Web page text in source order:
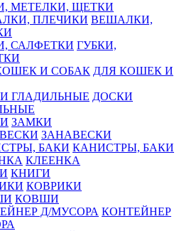
МЕТЕЛКИ, ЩЕТКИ
ВЕШАЛКИ,
ГУБКИ,
ДЛЯ КОШЕК И
ДОСКИ
ЗАМКИ
ЗАНАВЕСКИ
КАНИСТРЫ, БАКИ
КЛЕЕНКА
КНИГИ
КОВРИКИ
КОВШИ
КОНТЕЙНЕР